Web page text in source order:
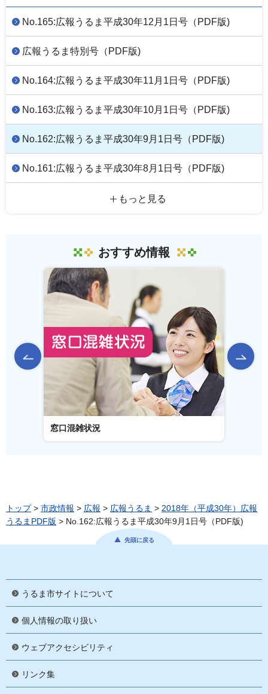
No.165:広報うるま平成30年12月1日号（PDF版)
広報うるま特別号（PDF版)
No.164:広報うるま平成30年11月1日号（PDF版)
No.163:広報うるま平成30年10月1日号（PDF版)
No.162:広報うるま平成30年9月1日号（PDF版)
No.161:広報うるま平成30年8月1日号（PDF版)
もっと見る
おすすめ情報
前のスライドを表示
窓口混雑状況
トップ> 市政情報 > 広報 > 広報うるま > 2018年（平成30年）広報
うるまPDF版 > No.162:広報うるま平成30年9月1日号（PDF版)
先頭に戻る
うるま市サイトについて
個人情報の取り扱い
ウェブアクセシビリティ
リンク集